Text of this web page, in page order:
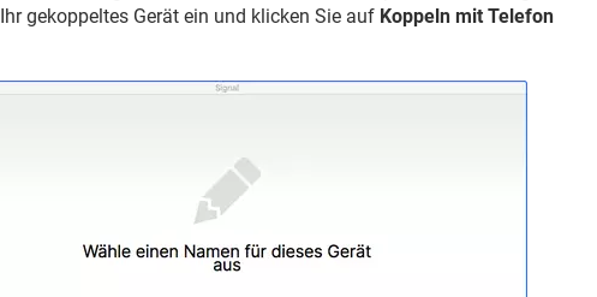
gekoppeltes Gerät ein und klicken Sie auf Koppeln mit Telefon